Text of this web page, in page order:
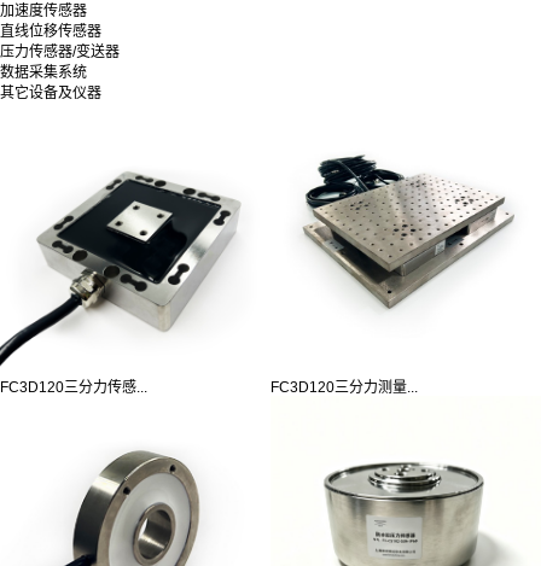
加速度传感器
直线位移传感器
压力传感器/变送器
数据采集系统
其它设备及仪器
FC3D120三分力传感... FC3D120三分力测量...